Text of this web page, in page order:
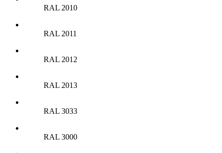
RAL 2010
RAL 2011
RAL 2012
RAL 2013
RAL 3033
RAL 3000